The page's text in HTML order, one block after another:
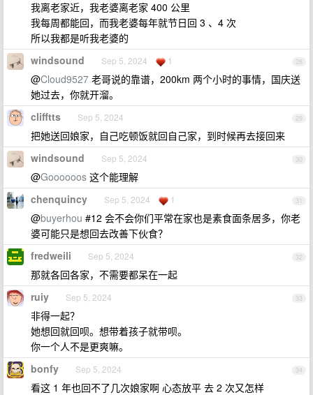
我离老家近，我老婆离老家 400 公里
我每周都能回，而我老婆每年就节日回 3 、4 次
所以我都是听我老婆的
28
windsound Sep 5, 2024 1
@Cloud9527 老哥说的靠谱，200km 两个小时的事情，国庆送
她过去，你就开溜。
29
clifftts Sep 5, 2024
把她送回娘家，自己吃顿饭就回自己家，到时候再去接回来
30
windsound Sep 5, 2024
@Goooooos 这个能理解
31
chenquincy Sep 5, 2024 1
@buyerhou #12 会不会你们平常在家也是素食面条居多，你老
婆可能只是想回去改善下伙食？
32
fredweili Sep 5, 2024
那就各回各家，不需要都呆在一起
33
ruiy Sep 5, 2024
非得一起？
她想回就回呗。想带着孩子就带呗。
你一个人不是更爽嘛。
34
bonfy Sep 5, 2024
看这 1 年也回不了几次娘家啊 心态放平 去 2 次又怎样